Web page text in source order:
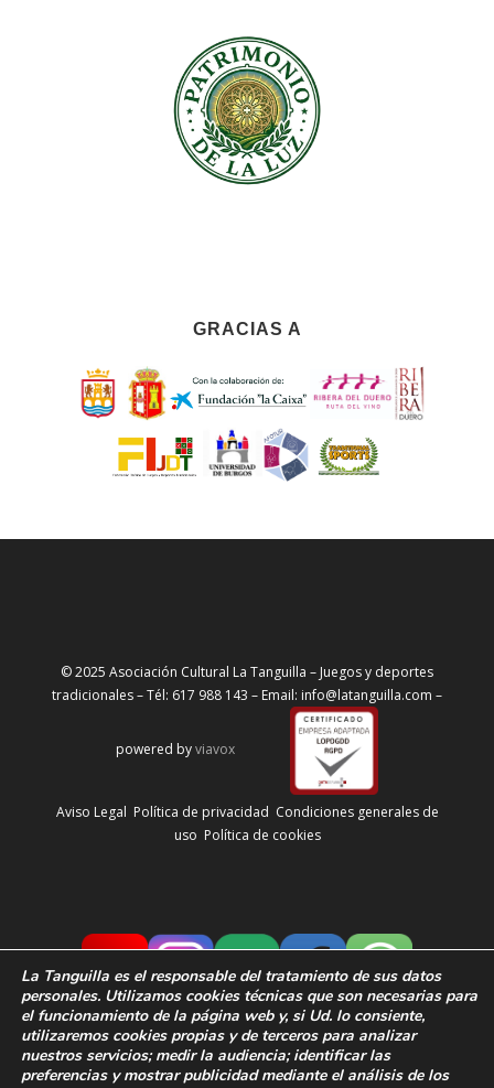
GRACIAS A
© 2025 Asociación Cultural La Tanguilla – Juegos y deportes
tradicionales – Tél: 617 988 143 – Email: info@latanguilla.com –
powered byviavox
Aviso Legal Política de privacidad Condiciones generales de
uso Política de cookies
La Tanguilla es el responsable del tratamiento de sus datos
personales. Utilizamos cookies técnicas que son necesarias para
el funcionamiento de la página web y, si Ud. lo consiente,
utilizaremos cookies propias y de terceros para analizar
nuestros servicios; medir la audiencia;identificar las
preferencias ymostrar publicidad mediante el análisis de los